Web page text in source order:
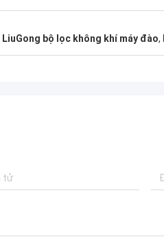
LiuGong bộ lọc không khí máy đào,